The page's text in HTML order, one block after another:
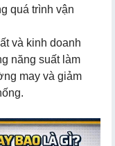
bao cầm tay
nghiệp
nhu cầu
quá trình vận
và kinh doanh
năng suất làm
may và giảm